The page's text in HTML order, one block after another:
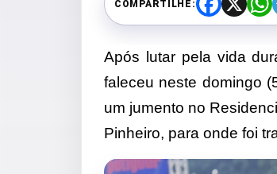
COMPARTILHE:
F
a
b
o
o
k
X
W
h
t
s
p
Após lutar pela vida
faleceu neste domingo
um jumento no
Pinheiro, para onde foi